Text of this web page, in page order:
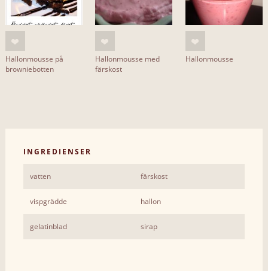
Hallonmousse på
browniebotten
Hallonmousse med
färskost
Hallonmousse
INGREDIENSER
vatten färskost
vispgrädde hallon
gelatinblad sirap